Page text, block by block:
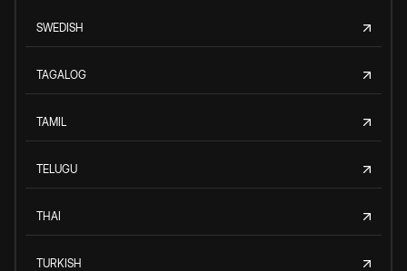
SWEDISH
TAGALOG
TAMIL
TELUGU
THAI
TURKISH